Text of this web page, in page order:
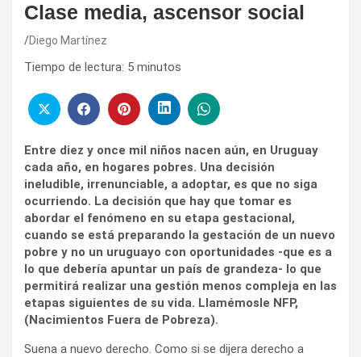
Clase media, ascensor social
Diego Martínez
Tiempo de lectura: 5 minutos
Entre diez y once mil niños nacen aún, en Uruguay
cada año, en hogares pobres. Una decisión
ineludible, irrenunciable, a adoptar, es que no siga
ocurriendo. La decisión que hay que tomar es
abordar el fenómeno en su etapa gestacional,
cuando se está preparando la gestación de un nuevo
pobre y no un uruguayo con oportunidades -que es a
lo que debería apuntar un país de grandeza- lo que
permitirá realizar una gestión menos compleja en las
etapas siguientes de su vida. Llamémosle NFP,
(Nacimientos Fuera de Pobreza).
Suena a nuevo derecho. Como si se dijera derecho a